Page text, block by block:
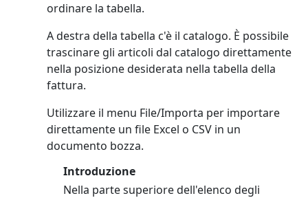
ordinare la tabella.
A destra della tabella c'è il catalogo. È possibile
trascinare gli articoli dal catalogo direttamente
nella posizione desiderata nella tabella della
fattura.
Utilizzare il menu File/Importa per importare
direttamente un file Excel o CSV in un
documento bozza.
Introduzione
Nella parte superiore dell'elenco degli